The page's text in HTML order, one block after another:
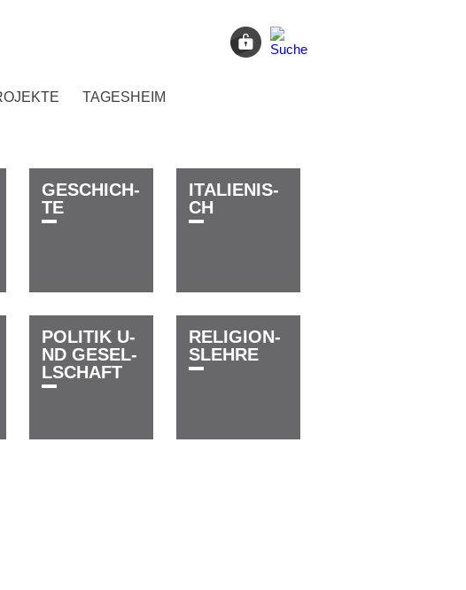
TAGES­HEIM
G­E­­­S­C­H­I­C­H­­­
T­E
I­T­A­L­I­E­­­N­I­S­
C­H
P­O­L­I­T­I­K­ ­U­
N­D­ ­G­E­S­E­L­
L­­­S­C­H­A­F­T
R­E­L­I­­­G­I­O­N­
S­­­­­L­E­H­R­E